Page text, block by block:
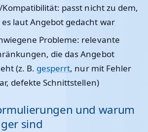
Kompatibilität: passt nicht zu dem,
laut Angebot gedacht war
Probleme: relevante
die das Angebot
(z. B. gesperrt, nur mit Fehler
defekte Schnittstellen)
und warum
sind